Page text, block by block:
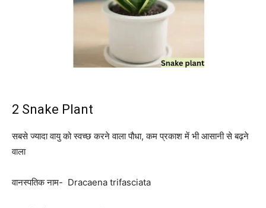
2 Snake Plant
सबसे ज्यादा वायु को स्वच्छ करने वाला पौधा, कम प्रकाश में भी आसानी से बढ़ने
वाला
वानस्पतिक नाम- Dracaena trifasciata